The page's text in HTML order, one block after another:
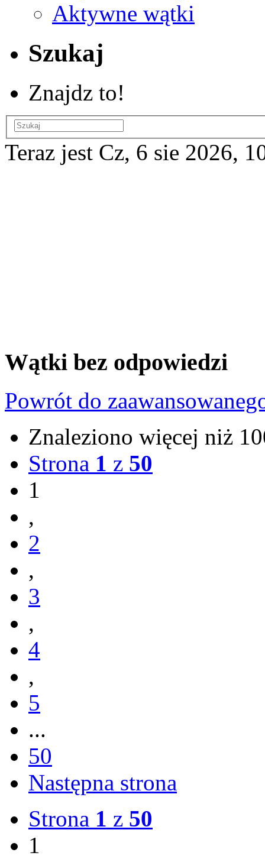
Aktywne wątki
Szukaj
Znajdz to!
Teraz jest Cz, 6 sie 2026,
Wątki bez odpowiedzi
Powrót do
Znaleziono więcej niż
Strona 1 z 50
1
,
2
,
3
,
4
,
5
...
50
Następna strona
Strona 1 z 50
1